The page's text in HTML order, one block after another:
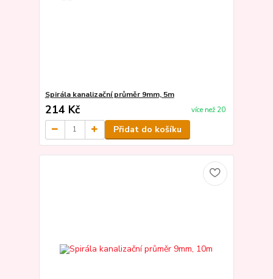
Spirála kanalizační průměr 9mm, 5m
214 Kč více než 20
Přidat do košíku